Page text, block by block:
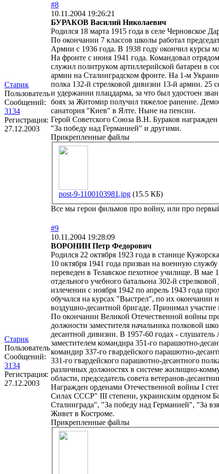
Старик
Пользователь
Сообщений:
3134
Регистрация:
27.12.2003
#8
10.11.2004 19:26:21
БУРАКОВ Василий Николаевич
Родился 18 марта 1915 года в селе Черновское
По окончании 7 классов школы работал
Армии с 1936 года. В 1938 году окончил курсы
На фронте с июня 1941 года. Командовал
служил политруком артиллерийской батареи в
армии на Сталинградском фронте. На 1-м
полка 132-й стрелковой дивизии 13-й армии. 25
и удержании плацдарма, за что был удостоен
боях за Житомир получил тяжелое ранение.
санатория "Киев" в Ялте. Ныне на пенсии.
Герой Советского Союза В.Н. Бураков
"За победу над Германией" и другими.
Прикрепленные файлы
post-9-1100103981.jpg (15.5 КБ)
Все мы герои фильмов про войну, или про
Старик
Пользователь
Сообщений:
3134
Регистрация:
27.12.2003
#9
10.11.2004 19:28:09
ВОРОНИН Петр Федорович
Родился 22 октября 1923 года в станице
10 октября 1941 года призван на военную
переведен в Телавское пехотное училище. В мае
отдельного учебного батальона 302-й
излечении с ноября 1942 по апрель 1943 года
обучался на курсах "Выстрел", по их окончании
воздушно-десантной бригаде. Принимал
По окончании Великой Отечественной войны
должности заместителя начальника полковой
десантной дивизии. В 1957-60 годах -
заместителем командира 351-го парашютно-
командир 337-го гвардейского парашютно-
331-го гвардейского парашютно-десантного
различных должностях в системе жилищно-
области, председатель совета ветеранов-
Награжден орденами Отечественной войны I
Силах СССР" III степени, украинским орденом
Сталинграда", "За победу над Германией", "За
Живет в Костроме.
Прикрепленные файлы